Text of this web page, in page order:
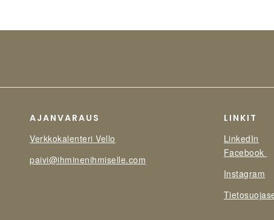
AJANVARAUS
Verkkokalenteri Vello
paivi@ihminenihmiselle.com
LINKIT
LinkedIn
Facebook
Instagram